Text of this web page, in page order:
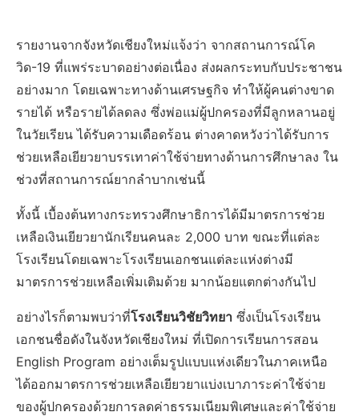
รายงานจากจังหวัดเชียงใหม่แจ้งว่า จากสถานการณ์โค
วิด-19 ที่แพร่ระบาดอย่างต่อเนื่อง ส่งผลกระทบกับประชาชน
อย่างมาก โดยเฉพาะทางด้านเศรษฐกิจ ทำให้ผู้คนต่างขาด
รายได้ หรือรายได้ลดลง ซึ่งพ่อแม่ผู้ปกครองที่มีลูกหลานอยู่
ในวัยเรียน ได้รับความเดือดร้อน ต่างคาดหวังว่าได้รับการ
ช่วยเหลือเยียวยาบรรเทาค่าใช้จ่ายทางด้านการศึกษาลง ใน
ช่วงที่สถานการณ์ยากลำบากเช่นนี้
ทั้งนี้ เบื้องต้นทางกระทรวงศึกษาธิการได้มีมาตรการช่วย
เหลือเงินเยียวยานักเรียนคนละ 2,000 บาท ขณะที่แต่ละ
โรงเรียนโดยเฉพาะโรงเรียนเอกชนแต่ละแห่งต่างมี
มาตรการช่วยเหลือเพิ่มเติมด้วย มากน้อยแตกต่างกันไป
อย่างไรก็ตามพบว่าที่โรงเรียนวิชัยวิทยา ซึ่งเป็นโรงเรียน
เอกชนชื่อดังในจังหวัดเชียงใหม่ ที่เปิดการเรียนการสอน
English Program อย่างเต็มรูปแบบแห่งเดียวในภาคเหนือ
ได้ออกมาตรการช่วยเหลือเยียวยาแบ่งเบาภาระค่าใช้จ่าย
ของผู้ปกครองด้วยการลดค่าธรรมเนียมพิเศษและค่าใช้จ่าย